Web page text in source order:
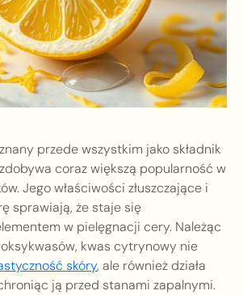
przede wszystkim jako składnik
coraz większą popularność w
Jego właściwości złuszczające i
sprawiają, że staje się
w pielęgnacji cery. Należąc
kwas cytrynowy nie
skóry, ale również działa
ją przed stanami zapalnymi.